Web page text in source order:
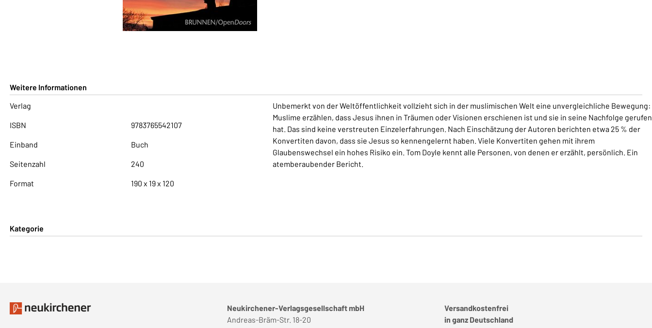
Weitere Informationen
Verlag
ISBN 9783765542107
Einband Buch
Seitenzahl 240
Format 190 x 19 x 120
Unbemerkt von der Weltöffentlichkeit vollzieht sich in der muslimischen Welt eine unvergleichliche Bewegung:
Muslime erzählen, dass Jesus ihnen in Träumen oder Visionen erschienen ist und sie in seine Nachfolge gerufen
hat. Das sind keine verstreuten Einzelerfahrungen. Nach Einschätzung der Autoren berichten etwa 25 % der
Konvertiten davon, dass sie Jesus so kennengelernt haben. Viele Konvertiten gehen mit ihrem
Glaubenswechsel ein hohes Risiko ein. Tom Doyle kennt alle Personen, von denen er erzählt, persönlich. Ein
atemberaubender Bericht.
Kategorie
Neukirchener-Verlagsgesellschaft mbH
Andreas-Bräm-Str. 18-20
Versandkostenfrei
in ganz Deutschland